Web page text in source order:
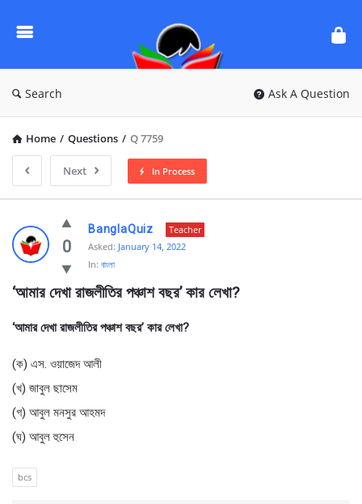
Questions
Search Ask A Question
Home / Questions / Q 7759
Next In Process
Ask
Questions
BanglaQuiz
Latest
0
BanglaQuiz
Teacher
Asked: January 14, 2022
In: বাংলা
‘আমার দেখা রাজলীতির পঞ্চাশ বছর’ কার লেখা?
‘আমার দেখা রাজলীতির পঞ্চাশ বছর’ কার লেখা?
(ক) এস. ওয়াজেদ আলী
(খ) জাবুল ছাসেম
(গ) আবুল মনসুর আহমদ
(ঘ) আবুল হুসেন
bcs